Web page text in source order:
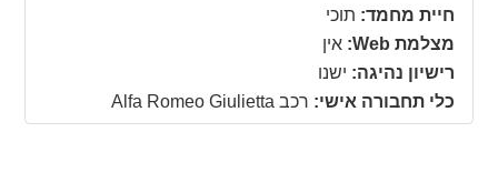
חיית מחמד: תוכי
מצלמת Web:
אין
רישיון נהיגה: ישנו
כלי תחבורה אישי: רכב Alfa Romeo Giulietta